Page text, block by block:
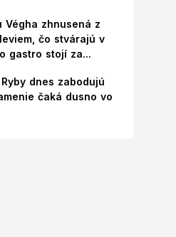
Végha zhnusená z
čo stvárajú v
gastro stojí za...
dnes zabodujú
čaká dusno vo